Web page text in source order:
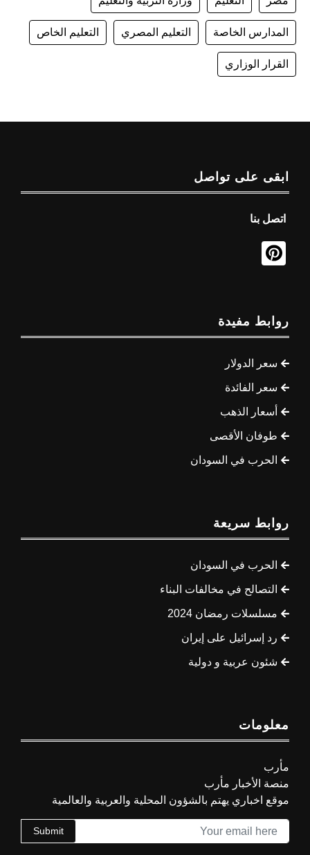
المدارس الخاصة التعليم المصري التعليم الخاص
القرار الوزاري
ابقى على تواصل
اتصل بنا
روابط مفيدة
سعر الدولار
سعر الفائدة
أسعار الذهب
طوفان الأقصى
الحرب في السودان
روابط سريعة
الحرب في السودان
التصالح في مخالفات البناء
مسلسلات رمضان 2024
رد إسرائيل على إيران
شئون عربية و دولية
معلومات
مأرب
منصة الأخبار مأرب
موقع اخباري يهتم بالشؤون المحلية والعربية والعالمية
Submit